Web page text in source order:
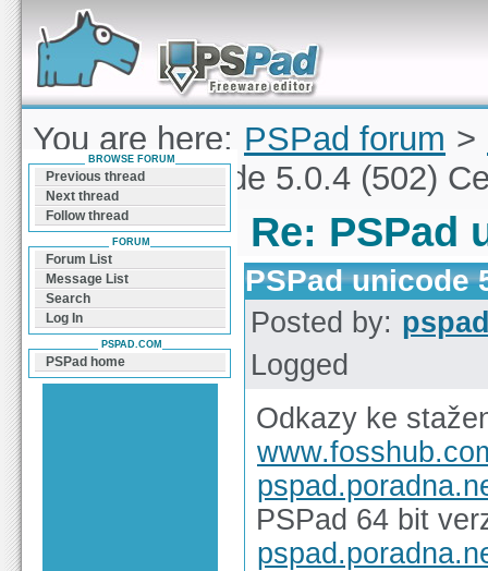
Forum can help you solve problems and quickly
find a solution with PSPad for Microsoft
Windows
You are here: PSPad forum >
PSPad unicode 5.0.4 (502)
Re: PSPad
PSPad unicode
Posted by:
Logged
Odkazy ke
PSPad 64 bit
BROWSE FORUM
Previous thread
Next thread
Follow thread
FORUM
Forum List
Message List
Search
Log In
PSPAD.COM
PSPad home